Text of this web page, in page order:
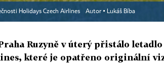
Holidays Czech Airlines Autor ▪ Lukáš Bíba
Ruzyně v úterý přistálo
které je opatřeno originální